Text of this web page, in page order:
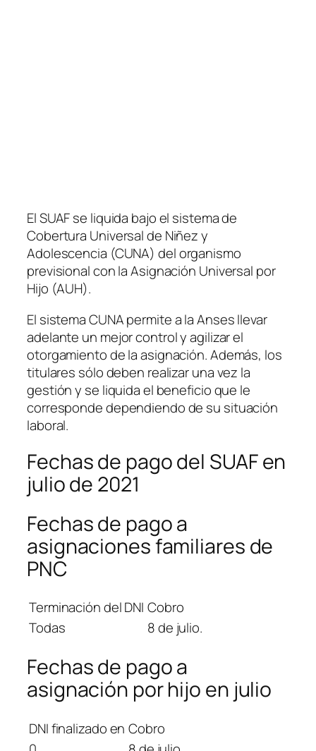
El SUAF se liquida bajo el sistema de
Cobertura Universal de Niñez y
Adolescencia (CUNA) del organismo
previsional con la Asignación Universal por
Hijo (AUH).
El sistema CUNA permite a la Anses llevar
adelante un mejor control y agilizar el
otorgamiento de la asignación. Además, los
titulares sólo deben realizar una vez la
gestión y se liquida el beneficio que le
corresponde dependiendo de su situación
laboral.
Fechas de pago del SUAF en
julio de 2021
Fechas de pago a
asignaciones familiares de
PNC
Terminación del DNI Cobro
Todas
8 de julio.
Fechas de pago a
asignación por hijo en julio
DNI finalizado en Cobro